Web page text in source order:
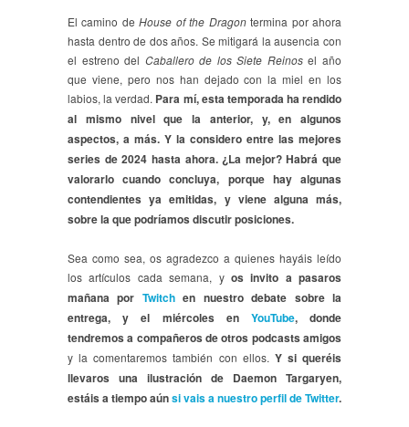
El camino deHouse of the Dragontermina por ahora
hasta dentro de dos años. Se mitigará la ausencia con
el estreno del Caballero de los Siete Reinosel año
que viene, pero nos han dejado con la miel en los
labios, la verdad. Para mí, esta temporada ha rendido
al mismo nivel que la anterior, y, en algunos
aspectos, a más. Y la considero entre las mejores
series de 2024 hasta ahora. ¿La mejor? Habrá que
valorarlo cuando concluya, porque hay algunas
contendientes ya emitidas, y viene alguna más,
sobre la que podríamos discutir posiciones.
Sea como sea, os agradezco a quienes hayáis leído
los artículos cada semana, y os invito a pasaros
mañana por Twitchen nuestro debate sobre la
entrega, y el miércoles en YouTube, donde
tendremos a compañeros de otros podcasts amigos
y la comentaremos también con ellos. Y si queréis
llevaros una ilustración de Daemon Targaryen,
estáis a tiempo aúnsi vais a nuestro perfil de Twitter.